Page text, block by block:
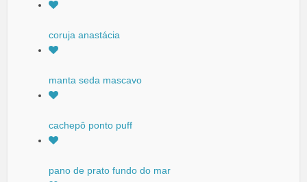
coruja anastácia
manta seda mascavo
cachepô ponto puff
pano de prato fundo do mar